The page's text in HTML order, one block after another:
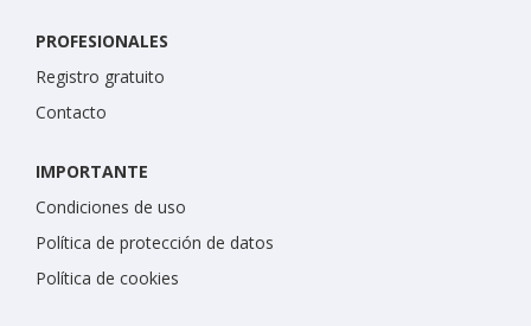
PROFESIONALES
Registro gratuito
Contacto
IMPORTANTE
Condiciones de uso
Política de protección de datos
Política de cookies